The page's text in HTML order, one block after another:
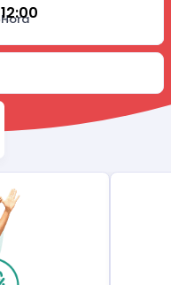
Hora
12:00